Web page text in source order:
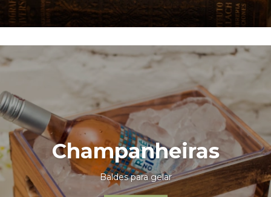
Champanheiras
Baldes para gelar